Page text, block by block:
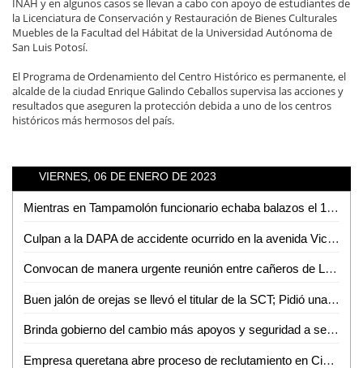
la Licenciatura de Conservación y Restauración de Bienes Culturales
Muebles de la Facultad del Hábitat de la Universidad Autónoma de
San Luis Potosí.
El Programa de Ordenamiento del Centro Histórico es permanente, el
alcalde de la ciudad Enrique Galindo Ceballos supervisa las acciones y
resultados que aseguren la protección debida a uno de los centros
históricos más hermosos del país.
VIERNES, 06 DE ENERO DE 2023
Mientras en Tampamolón funcionario echaba balazos el 1 de enero; en Zaragoza se registró balacera
Culpan a la DAPA de accidente ocurrido en la avenida Vicente C. Salazar
Convocan de manera urgente reunión entre cañeros de La Hincada y Gobierno del Estado
Buen jalón de orejas se llevó el titular de la SCT; Pidió una disculpa pública a la entonces magistrada del STJE
Brinda gobierno del cambio más apoyos y seguridad a sector cañero de la huasteca
Empresa queretana abre proceso de reclutamiento en Ciudad Valles